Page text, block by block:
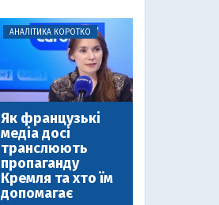
АНАЛІТИКА КОРОТКО
Як французькі
медіа досі
транслюють
пропаганду
Кремля та хто їм
допомагає